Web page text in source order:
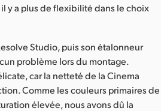
y a plus de flexibilité dans le choix
Studio, puis son étalonneur
problème lors du montage.
car la netteté de la Cinema
Comme les couleurs primaires de
élevée, nous avons dû la